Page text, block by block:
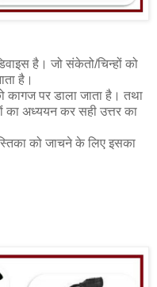
है। जो संकेतो/चिन्हों को
है।
कागज पर डाला जाता है। तथा
का अध्ययन कर सही उत्तर का
को जाचने के लिए इसका